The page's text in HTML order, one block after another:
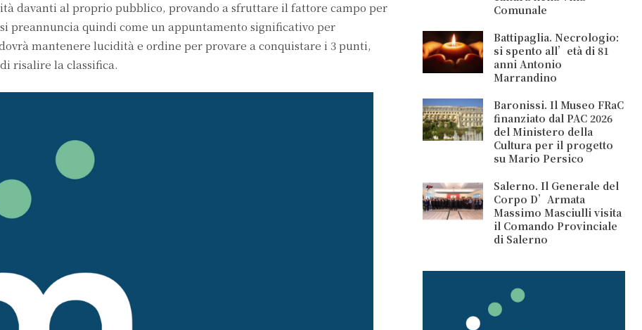
davanti al proprio pubblico, provando a sfruttare il fattore campo per
preannuncia quindi come un appuntamento significativo per
mantenere lucidità e ordine per provare a conquistare i 3 punti,
risalire la classifica.
Comunale
Battipaglia. Necrologio:
si spento all’età di 81
anni Antonio
Marrandino
Baronissi. Il Museo FRaC
finanziato dal PAC 2026
del Ministero della
Cultura per il progetto
su Mario Persico
Salerno. Il Generale del
Corpo D’Armata
Massimo Masciulli visita
il Comando Provinciale
di Salerno